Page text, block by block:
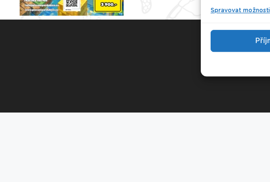
Spravovat možnosti